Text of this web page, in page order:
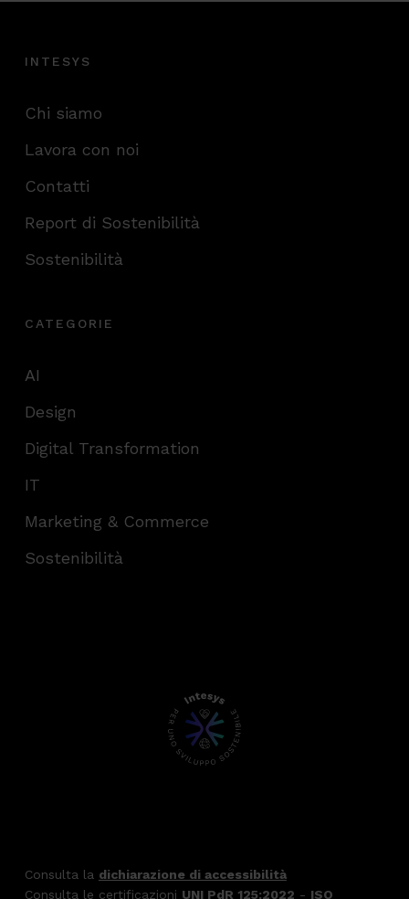
INTESYS
Chi siamo
Lavora con noi
Contatti
Report di Sostenibilità
Sostenibilità
CATEGORIE
AI
Design
Digital Transformation
IT
Marketing & Commerce
Sostenibilità
Consulta la dichiarazione di accessibilità
Consulta le certificazioni UNI PdR 125:2022 - ISO